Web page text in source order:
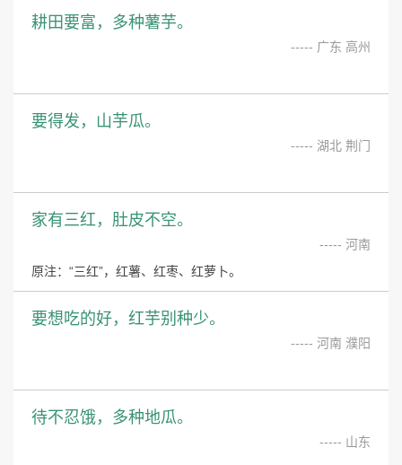
耕田要富，多种薯芋。
----- 广东 高州
要得发，山芋瓜。
----- 湖北 荆门
家有三红，肚皮不空。
----- 河南
原注：“三红”，红薯、红枣、红萝卜。
要想吃的好，红芋别种少。
----- 河南 濮阳
待不忍饿，多种地瓜。
----- 山东